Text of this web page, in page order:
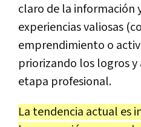
claro de la información
experiencias valiosas
emprendimiento o
priorizando los logros y
etapa profesional.
La tendencia actual es